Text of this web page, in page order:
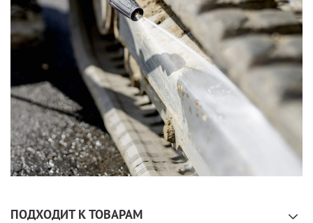
ПОДХОДИТ К ТОВАРАМ